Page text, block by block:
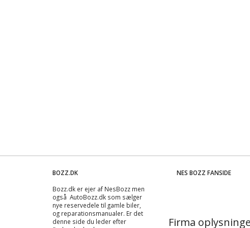
BOZZ.DK
Bozz.dk er ejer af NesBozz men
også AutoBozz.dk som sælger
nye reservedele til gamle biler,
og reparationsmanualer. Er det
denne side du leder efter
NES BOZZ FANSIDE
Firma